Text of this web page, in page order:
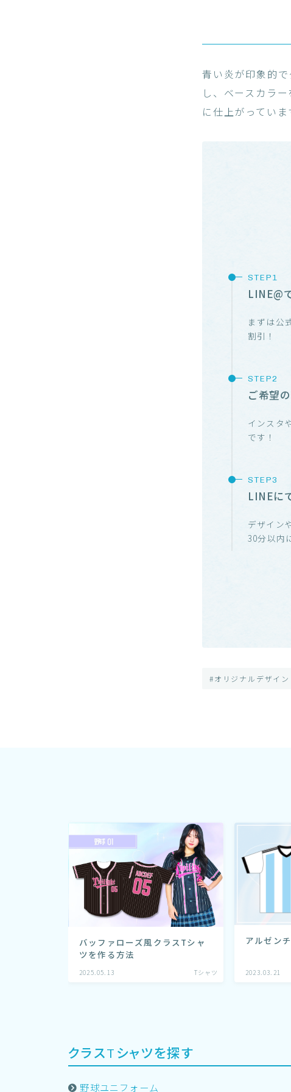
青い炎が印象的
し、ベースカラ
に仕上がってい
LINE@
まずは公
割引！
ご希望
インスタ
です！
LINEに
デザイン
30分以内
#オリジナルデザイン
バッファローズ風クラスTシャ
ツを作る方法
2025.05.13 Tシャツ
アルゼン
2023.03.21
クラスTシャツを探す
野球ユニフォーム